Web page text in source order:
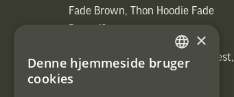
Fade Brown, Thon Hoodie Fade
[ih_use_fallback_field(Heated vest,
Heated vest)]
SWEDISH
×
Denne hjemmeside bruger
cookies